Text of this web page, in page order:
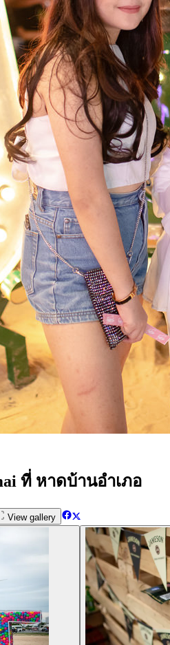
ที่ หาดบ้านอำเภอ
View gallery